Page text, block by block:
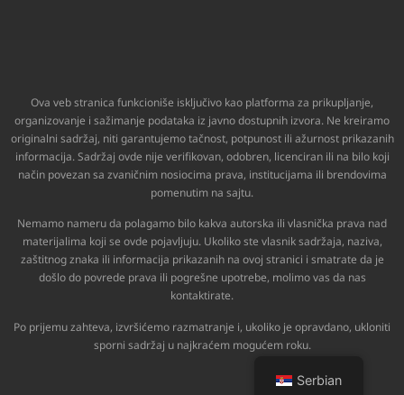
Ova veb stranica funkcioniše isključivo kao platforma za prikupljanje,
organizovanje i sažimanje podataka iz javno dostupnih izvora. Ne kreiramo
originalni sadržaj, niti garantujemo tačnost, potpunost ili ažurnost prikazanih
informacija. Sadržaj ovde nije verifikovan, odobren, licenciran ili na bilo koji
način povezan sa zvaničnim nosiocima prava, institucijama ili brendovima
pomenutim na sajtu.
Nemamo nameru da polagamo bilo kakva autorska ili vlasnička prava nad
materijalima koji se ovde pojavljuju. Ukoliko ste vlasnik sadržaja, naziva,
zaštitnog znaka ili informacija prikazanih na ovoj stranici i smatrate da je
došlo do povrede prava ili pogrešne upotrebe, molimo vas da nas
kontaktirate.
Po prijemu zahteva, izvršićemo razmatranje i, ukoliko je opravdano, ukloniti
sporni sadržaj u najkraćem mogućem roku.
Serbian